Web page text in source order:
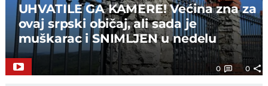
UHVATILE GA KAMERE! Većina zna za
ovaj srpski običaj, ali sada je
muškarac i SNIMLJEN u nedelu
0 0